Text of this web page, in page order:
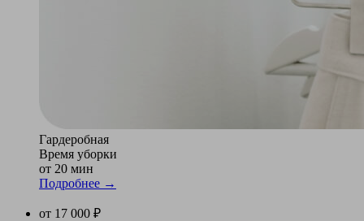
Гардеробная
Время уборки
от 20 мин
Подробнее →
от 17 000 ₽